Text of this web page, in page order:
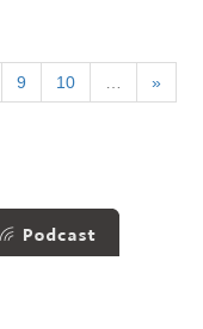
9 10 »